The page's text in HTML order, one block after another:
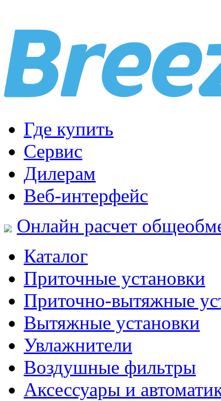
Где купить
Сервис
Дилерам
Веб-интерфейс
Онлайн расчет
Каталог
Приточные установки
Приточно-вытяжные
Вытяжные установки
Увлажнители
Воздушные фильтры
Аксессуары и